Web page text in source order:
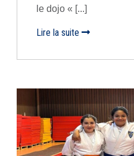
le dojo « [...]
Lire la suite